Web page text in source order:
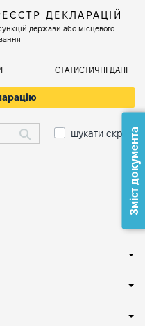
ДЕКЛАРАЦІЙ
держави або місцевого
СТАТИСТИЧНІ ДАНІ
шукати скрізьЗміст документа